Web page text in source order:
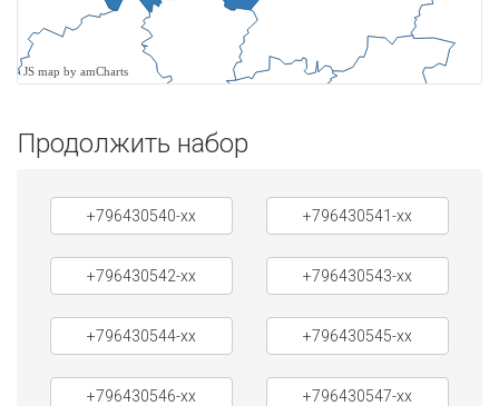
JS map by amCharts
Продолжить набор
+796430540-xx +796430541-xx
+796430542-xx +796430543-xx
+796430544-xx +796430545-xx
+796430546-xx +796430547-xx